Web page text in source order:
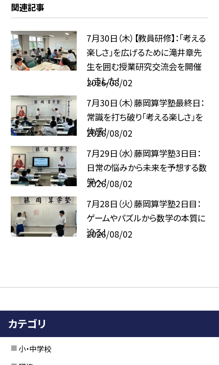
関連記事
7月30日（木）【教員研修】：「考える
楽しさ」を広げるために――滝井章先
生を囲む授業研究交流会を開催
しました！
2026/08/02
7月30日（木）藤岡算学塾最終日：
常識を打ち破り「考える楽しさ」を
体感！
2026/08/02
7月29日（水）藤岡算学塾3日目：
日常の悩みから未来を予想する数
学へ！
2026/08/02
7月28日（火）藤岡算学塾2日目：
ゲームやパズルから数学の本質に
迫る！
2026/08/02
カテゴリ
小・中学校